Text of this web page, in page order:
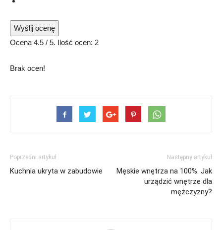
Wyślij ocenę
Ocena 4.5 / 5. Ilość ocen: 2
Brak ocen!
Poprzedni artykuł
Kuchnia ukryta w zabudowie
Następny artykuł
Męskie wnętrza na 100%. Jak
urządzić wnętrze dla
mężczyzny?